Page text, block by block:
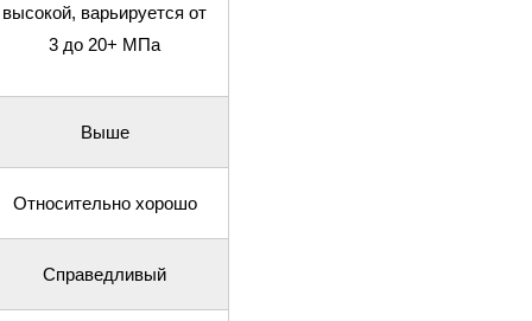
высокой, варьируется от
3 до 20+ МПа
Выше
Относительно хорошо
Справедливый